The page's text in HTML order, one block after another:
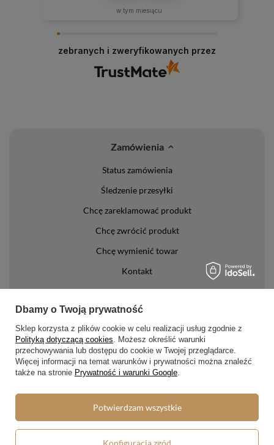
w tym miesiącu
zebranych i zweryfikowanych przez
Zamówienia
Status zamówienia
Śledzenie przesyłki
Chcę zareklamować produkt
Chcę zwrócić produkt
Chcę wymienić towar
Kontakt
Regulaminy
Regulamin
Polityka prywatności i cookies
Zasady dotyczące zwrotów
Formy dostawy
Dbamy o Twoją prywatność
Sklep korzysta z plików cookie w celu realizacji usług zgodnie z
Polityką dotyczącą cookies. Możesz określić warunki
przechowywania lub dostępu do cookie w Twojej przeglądarce.
Więcej informacji na temat warunków i prywatności można znaleźć
także na stronie Prywatność i warunki Google.
Konfiguracja zgód
Potwierdzam wszystkie